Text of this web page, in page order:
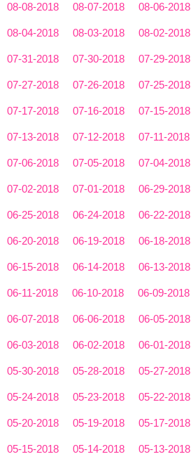
08-08-2018 08-07-2018 08-06-2018
08-04-2018 08-03-2018 08-02-2018
07-31-2018 07-30-2018 07-29-2018
07-27-2018 07-26-2018 07-25-2018
07-17-2018 07-16-2018 07-15-2018
07-13-2018 07-12-2018 07-11-2018
07-06-2018 07-05-2018 07-04-2018
07-02-2018 07-01-2018 06-29-2018
06-25-2018 06-24-2018 06-22-2018
06-20-2018 06-19-2018 06-18-2018
06-15-2018 06-14-2018 06-13-2018
06-11-2018 06-10-2018 06-09-2018
06-07-2018 06-06-2018 06-05-2018
06-03-2018 06-02-2018 06-01-2018
05-30-2018 05-28-2018 05-27-2018
05-24-2018 05-23-2018 05-22-2018
05-20-2018 05-19-2018 05-17-2018
05-15-2018 05-14-2018 05-13-2018